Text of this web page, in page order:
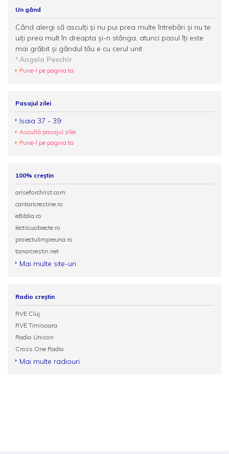
Un gând
Când alergi să asculţi şi nu pui prea multe întrebări şi nu te
uiţi prea mult în dreapta şi-n stânga, atunci pasul îţi este
mai grăbit şi gândul tău e cu cerul unit
Angela Peschir
Pune-l pe pagina ta
Pasajul zilei
Isaia 37 - 39
Ascultă pasajul zilei
Pune-l pe pagina ta
100% creștin
ariseforchrist.com
cantaricrestine.ro
eBiblia.ro
lectiicuobiecte.ro
proiectulimpreuna.ro
tanarcrestin.net
Mai multe site-uri
Radio creștin
RVE Cluj
RVE Timisoara
Radio Unison
Cross One Radio
Mai multe radiouri